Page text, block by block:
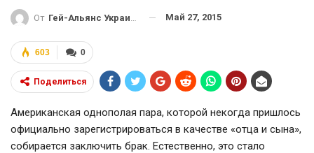
От Гей-Альянс Украина Май 27, 2015
0
603
Поделиться
Американская однополая пара, которой некогда пришлось
официально зарегистрироваться в качестве «отца и сына»,
собирается заключить брак. Естественно, это стало